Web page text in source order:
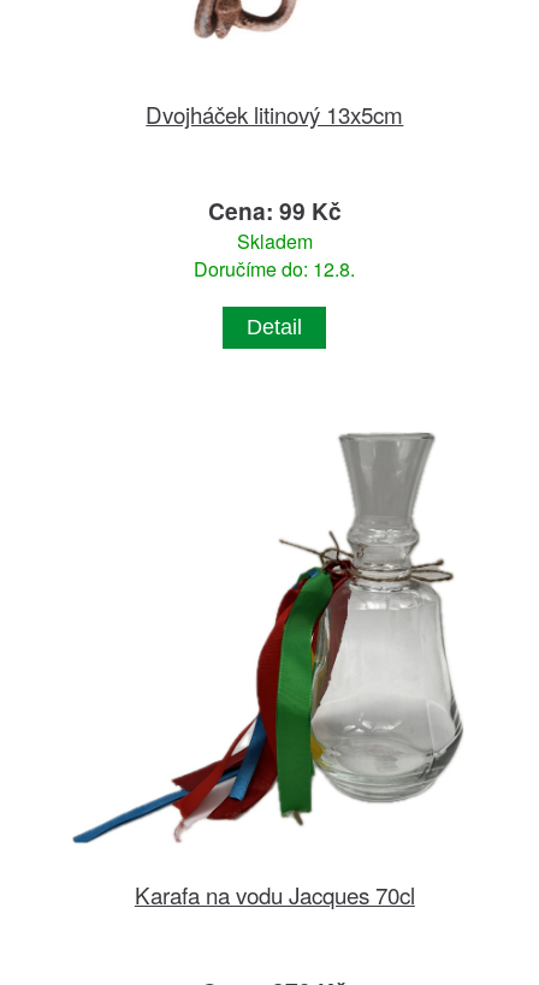
Dvojháček litinový 13x5cm
Cena: 99 Kč
Skladem
Doručíme do: 12.8.
Detail
Karafa na vodu Jacques 70cl